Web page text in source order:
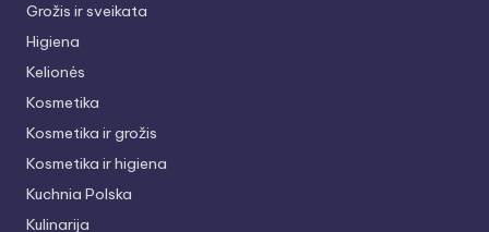
Grožis ir sveikata
Higiena
Kelionės
Kosmetika
Kosmetika ir grožis
Kosmetika ir higiena
Kuchnia Polska
Kulinarija